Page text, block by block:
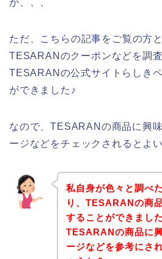
が、、、
ただ、こちらの記事をご覧の方
TESARANのクーポンなどを調査
TESARANの公式サイトらしき
ができました♪
なので、TESARANの商品に興
ージなどをチェックされるとよ
私自身が色々と調べ
り、TESARANの商
することができまし
TESARANの商品に
ージなどを参考にさ